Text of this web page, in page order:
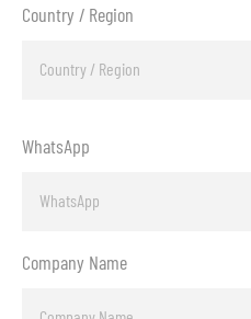
Country / Region
WhatsApp
Company Name